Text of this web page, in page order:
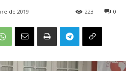
de 2019 0
223